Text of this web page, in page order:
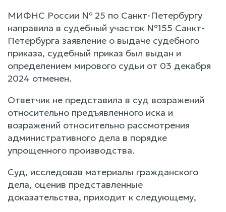
МИФНС России № 25 по Санкт-Петербургу
направила в судебный участок №155 Санкт-
Петербурга заявление о выдаче судебного
приказа, судебный приказ был выдан и
определением мирового судьи от 03 декабря
2024 отменен.
Ответчик не представила в суд возражений
относительно предъявленного иска и
возражений относительно рассмотрения
административного дела в порядке
упрощенного производства.
Суд, исследовав материалы гражданского
дела, оценив представленные
доказательства, приходит к следующему,